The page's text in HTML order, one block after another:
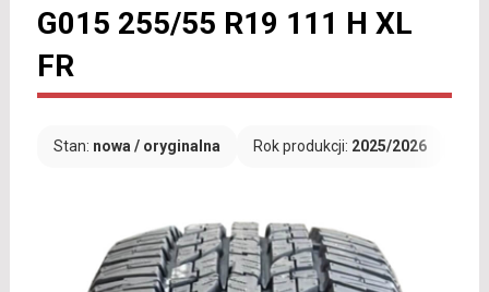
G015 255/55 R19 111 H XL
FR
Stan: nowa / oryginalna Rok produkcji: 2025/2026